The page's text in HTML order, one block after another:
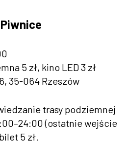
5 zł, kino LED 3 zł
35-064 Rzeszów
trasy podziemnej
(ostatnie wejście
5 zł.